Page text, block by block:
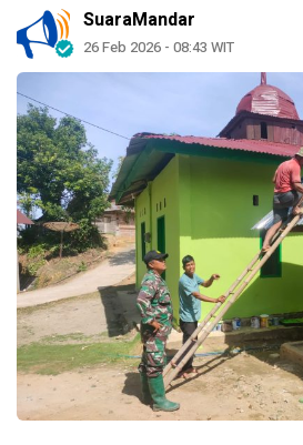
SuaraMandar
26 Feb 2026 - 08:43 WIT